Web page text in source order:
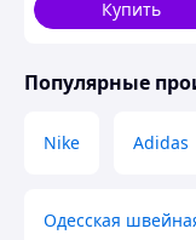
шортів Найк білий
Купить
Популярные
Nike Adidas
Одесская